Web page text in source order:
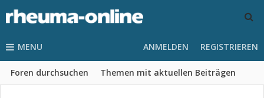
MENU
Foren durchsuchen Themen mit aktuellen Beiträgen
ANMELDEN REGISTRIEREN